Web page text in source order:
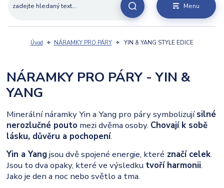
Menu
Úvod NÁRAMKY PRO PÁRY YIN & YANG STYLE EDICE
NÁRAMKY PRO PÁRY - YIN &
YANG
Minerální náramky Yin a Yang pro páry symbolizujísilné
nerozlučné pouto mezi dvěma osoby. Chovají k sobě
lásku, důvěru a pochopení.
Yin a Yangjsou dvě spojené energie, které značí celek.
Jsou to dva opaky, které ve výsledku tvoří harmonii.
Jako je den a noc nebo světlo a tma.